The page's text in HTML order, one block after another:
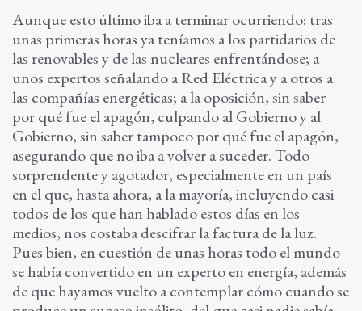
Aunque esto último iba a terminar ocurriendo: tras
unas primeras horas ya teníamos a los partidarios de
las renovables y de las nucleares enfrentándose; a
unos expertos señalando a Red Eléctrica y a otros a
las compañías energéticas; a la oposición, sin saber
por qué fue el apagón, culpando al Gobierno y al
Gobierno, sin saber tampoco por qué fue el apagón,
asegurando que no iba a volver a suceder. Todo
sorprendente y agotador, especialmente en un país
en el que, hasta ahora, a la mayoría, incluyendo casi
todos de los que han hablado estos días en los
medios, nos costaba descifrar la factura de la luz.
Pues bien, en cuestión de unas horas todo el mundo
se había convertido en un experto en energía, además
de que hayamos vuelto a contemplar cómo cuando se